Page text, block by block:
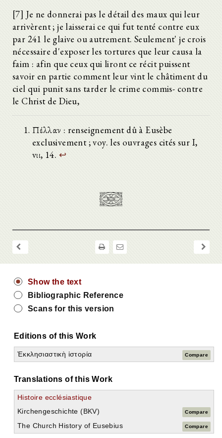
[7] Je ne donnerai pas le détail des maux qui leur
arrivèrent ; je laisserai ce qui fut tenté contre eux
par 241 le glaive ou autrement. Seulement' je crois
nécessaire d'exposer les tortures que leur causa la
faim : afin que ceux qui liront ce récit puissent
savoir en partie comment leur vint le châtiment du
ciel qui punit sans tarder le crime commis- contre
le Christ de Dieu,
Πέλλαν : renseignement dû à Eusèbe
exclusivement ; voy. les ouvrages cités sur I,
vιι, 14. ↩
Show the text
Bibliographic Reference
Scans for this version
Editions of this Work
Ἐκκλησιαστικὴ ἱστορία Compare
Translations of this Work
Histoire ecclésiastique
Kirchengeschichte (BKV)
Compare
The Church History of Eusebius Compare